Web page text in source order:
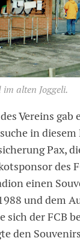
alten Joggeli.
Vereins gab
in diesem
Pax,
des
einen
und dem
sich der FCB
den